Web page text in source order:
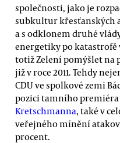
společnosti, jako je
subkultur křesťanských
a s odklonem druhé
energetiky po
totiž Zelení pomýšlet
již v roce 2011. Tehdy
CDU ve spolkové zemi
pozici tamního
Kretschmanna, také v
veřejného mínění
procent.